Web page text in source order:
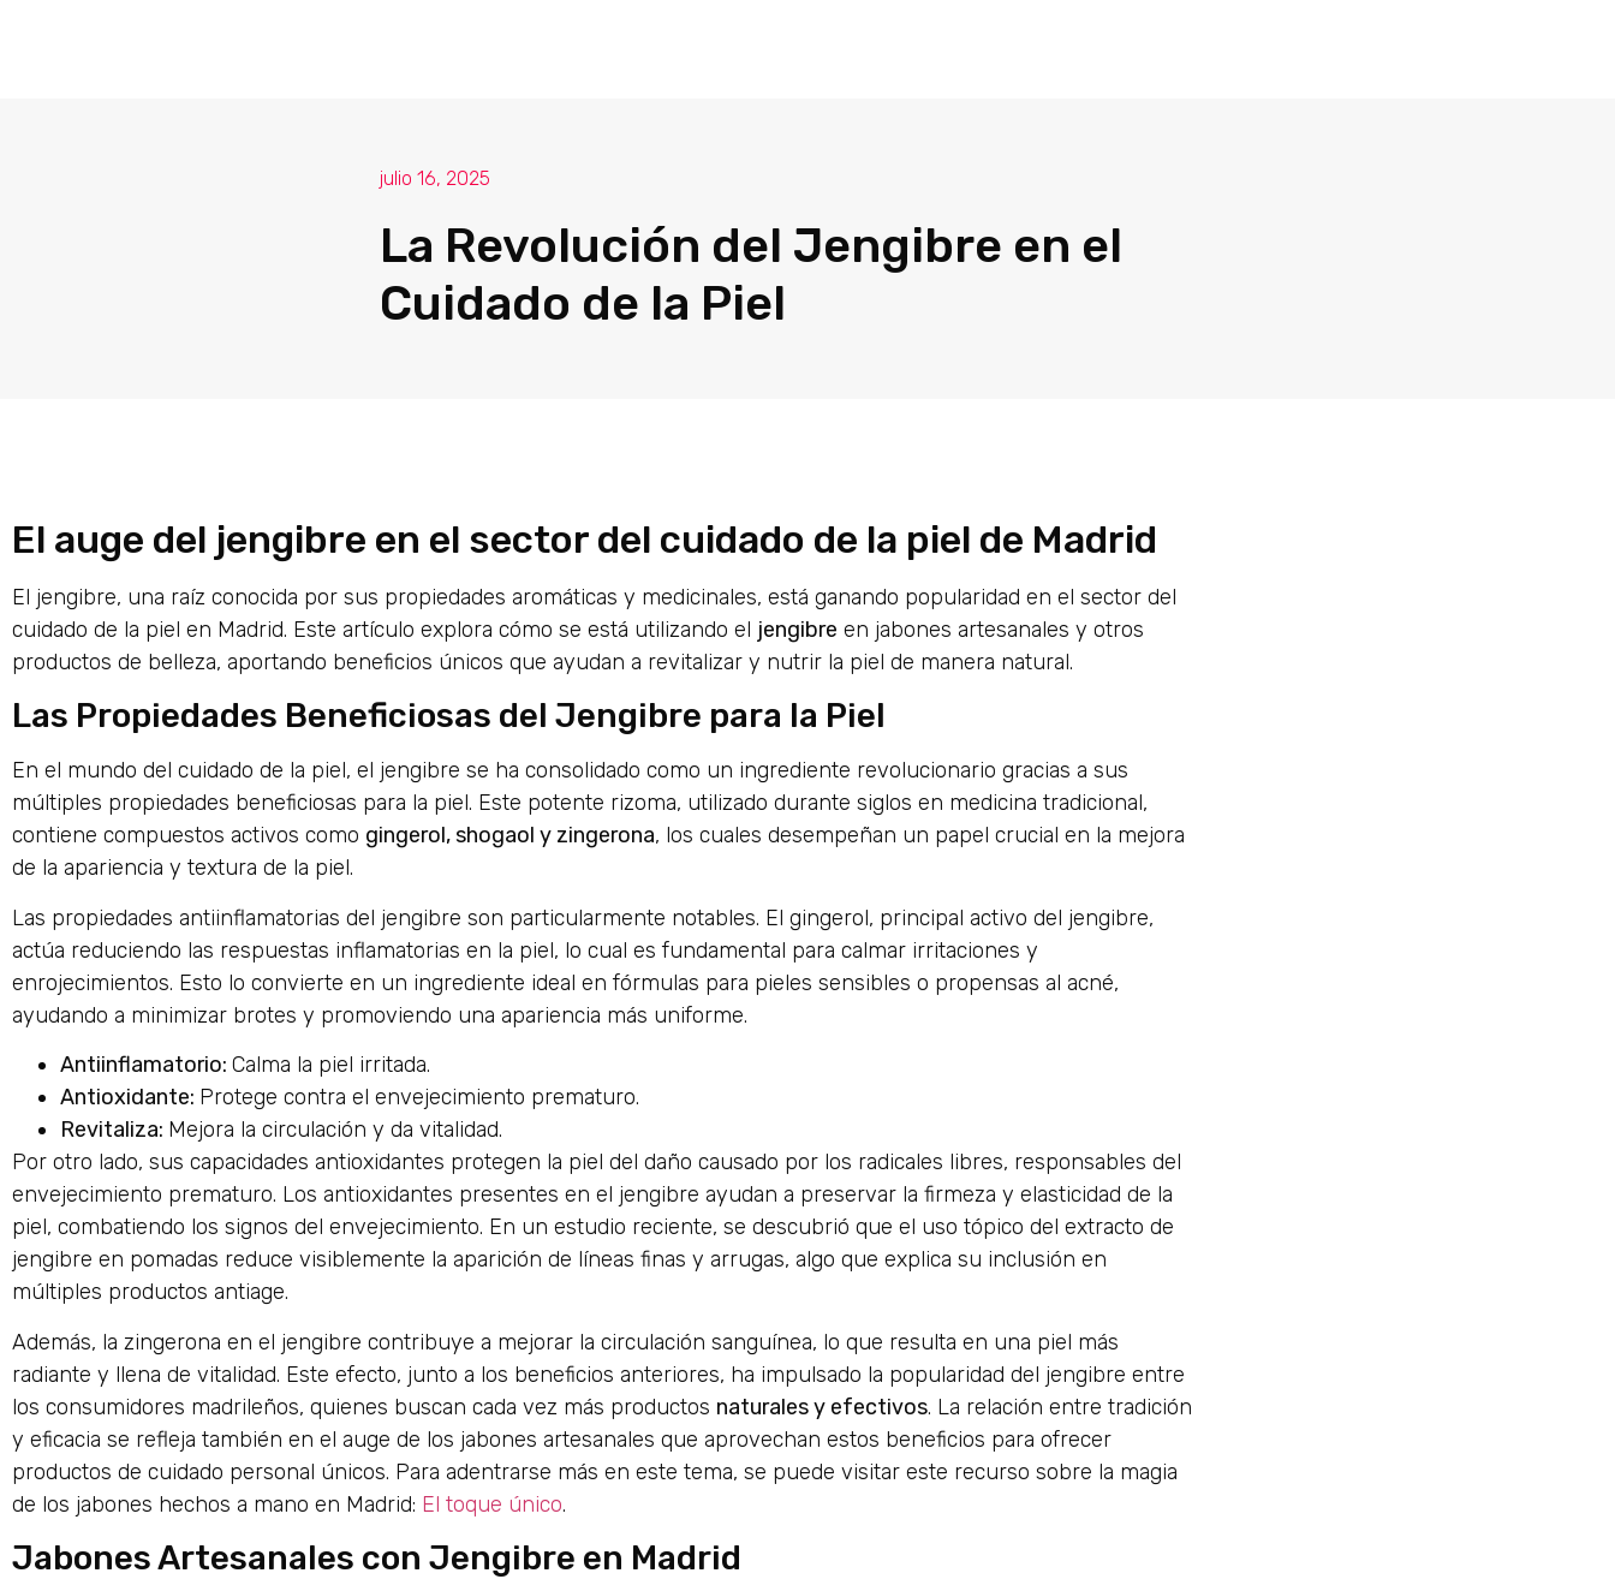
julio 16, 2025
La Revolución del Jengibre en el
Cuidado de la Piel
El auge del jengibre en el sector del cuidado de la piel de Madrid
El jengibre, una raíz conocida por sus propiedades aromáticas y medicinales, está ganando popularidad en el sector del
cuidado de la piel en Madrid. Este artículo explora cómo se está utilizando el jengibre en jabones artesanales y otros
productos de belleza, aportando beneficios únicos que ayudan a revitalizar y nutrir la piel de manera natural.
Las Propiedades Beneficiosas del Jengibre para la Piel
En el mundo del cuidado de la piel, el jengibre se ha consolidado como un ingrediente revolucionario gracias a sus
múltiples propiedades beneficiosas para la piel. Este potente rizoma, utilizado durante siglos en medicina tradicional,
contiene compuestos activos como gingerol, shogaol y zingerona, los cuales desempeñan un papel crucial en la mejora
de la apariencia y textura de la piel.
Las propiedades antiinflamatorias del jengibre son particularmente notables. El gingerol, principal activo del jengibre,
actúa reduciendo las respuestas inflamatorias en la piel, lo cual es fundamental para calmar irritaciones y
enrojecimientos. Esto lo convierte en un ingrediente ideal en fórmulas para pieles sensibles o propensas al acné,
ayudando a minimizar brotes y promoviendo una apariencia más uniforme.
Antiinflamatorio: Calma la piel irritada.
Antioxidante: Protege contra el envejecimiento prematuro.
Revitaliza: Mejora la circulación y da vitalidad.
Por otro lado, sus capacidades antioxidantes protegen la piel del daño causado por los radicales libres, responsables del
envejecimiento prematuro. Los antioxidantes presentes en el jengibre ayudan a preservar la firmeza y elasticidad de la
piel, combatiendo los signos del envejecimiento. En un estudio reciente, se descubrió que el uso tópico del extracto de
jengibre en pomadas reduce visiblemente la aparición de líneas finas y arrugas, algo que explica su inclusión en
múltiples productos antiage.
Además, la zingerona en el jengibre contribuye a mejorar la circulación sanguínea, lo que resulta en una piel más
radiante y llena de vitalidad. Este efecto, junto a los beneficios anteriores, ha impulsado la popularidad del jengibre entre
los consumidores madrileños, quienes buscan cada vez más productos naturales y efectivos. La relación entre tradición
y eficacia se refleja también en el auge de los jabones artesanales que aprovechan estos beneficios para ofrecer
productos de cuidado personal únicos. Para adentrarse más en este tema, se puede visitar este recurso sobre la magia
de los jabones hechos a mano en Madrid: El toque único.
Jabones Artesanales con Jengibre en Madrid